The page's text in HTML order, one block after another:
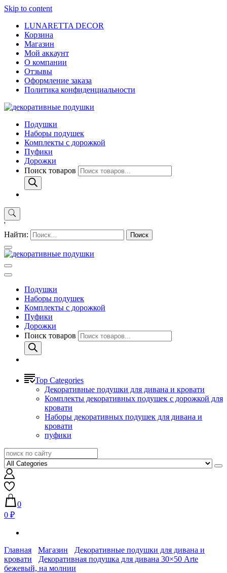
Skip to content
LUNARETTA DECOR
Корзина
Магазин
Мой аккаунт
О компании
Отзывы
Оформление заказа
Политика конфиденциальности
Подушки
Наборы подушек
Комплекты с дорожкой
Пуфики
Дорожки
Поиск товаров
'
Найти:
Подушки
Наборы подушек
Комплекты с дорожкой
Пуфики
Дорожки
Поиск товаров
Top Categories
Декоративные подушки для дивана и кровати
Комплекты декоративных подушек с дорожкой для
кровати
Наборы декоративных подушек для дивана и
кровати
пуфики
0
0 ₽
Главная Магазин
Декоративные подушки для дивана и
кровати
Декоративная подушка для дивана 30×50 Arte
бежевый, на молнии